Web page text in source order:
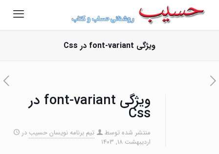
ویژگی font-variant در Css
ویژگی font-variant در
Css
منتشر شده توسط تیم برنامه نویسان حسیب در
اردیبهشت ۱۸, ۱۴۰۳